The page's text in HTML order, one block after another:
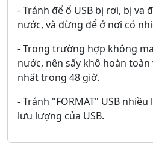
- Tránh để ổ USB bị rơi, bị va
nước, và đừng để ở nơi có
- Trong trường hợp không
nước, nên sấy khô hoàn
nhất trong 48 giờ.
- Tránh "FORMAT" USB
lưu lượng của USB.